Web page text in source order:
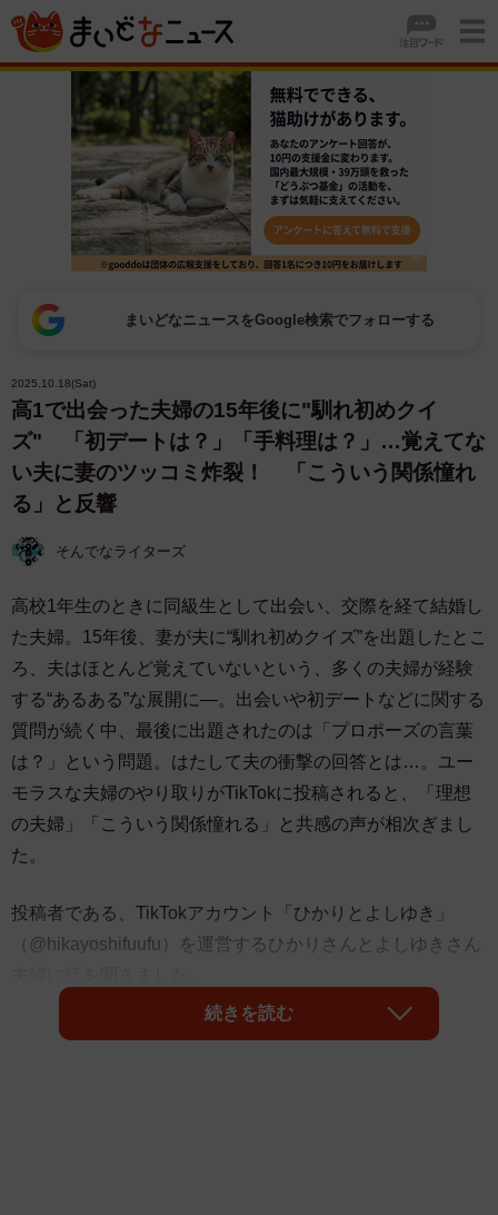
まいどなニュースをGoogle検索でフォローする
2025.10.18(Sat)
高1で出会った夫婦の15年後に"馴れ初めクイ
ズ" 「初デートは？」「手料理は？」…覚えてな
い夫に妻のツッコミ炸裂！ 「こういう関係憧れ
る」と反響
そんでなライターズ
高校1年生のときに同級生として出会い、交際を経て結婚し
た夫婦。15年後、妻が夫に“馴れ初めクイズ”を出題したとこ
ろ、夫はほとんど覚えていないという、多くの夫婦が経験
する“あるある”な展開に―。出会いや初デートなどに関する
質問が続く中、最後に出題されたのは「プロポーズの言葉
は？」という問題。はたして夫の衝撃の回答とは…。ユー
モラスな夫婦のやり取りがTikTokに投稿されると、「理想
の夫婦」「こういう関係憧れる」と共感の声が相次ぎまし
た。
投稿者である、TikTokアカウント「ひかりとよしゆき」
（@hikayoshifuufu）を運営するひかりさんとよしゆきさん
続きを読む